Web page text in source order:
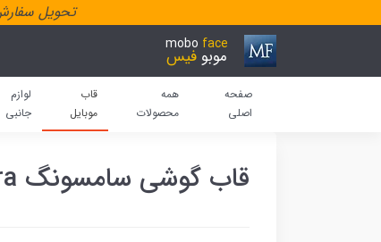
تحویل
mobo face
موبو فیس
صفحه
اصلی
همه
محصولات
قاب
موبایل
لوازم
جانبی
قاب گوشی سامسونگ S20 Ultra